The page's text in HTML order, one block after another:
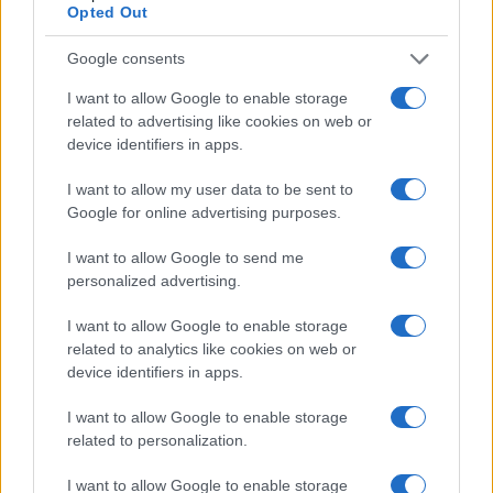
Opted Out
Google consents
I want to allow Google to enable storage
related to advertising like cookies on web or
device identifiers in apps.
I want to allow my user data to be sent to
Google for online advertising purposes.
I want to allow Google to send me
personalized advertising.
I want to allow Google to enable storage
related to analytics like cookies on web or
device identifiers in apps.
I want to allow Google to enable storage
related to personalization.
I want to allow Google to enable storage
COMMENTS
Oldest
Aris(@aris)
29 Μαΐου 2026 07:56
Καλημέρα και καφέ σκέτο…. Πολυβόλο και σημερις.
Για τον πόλεμο ΗΠΑ-Ιράν…. Έχει καταντήσει σαν το Βιετνάμ…
Βαλτωσαν και χάνουν και την επικοινωνιακη πλευρά…
Κάποιοι γράφανε και γράφουν εδώ ακόμα για την νίκη στο Ιράν
θυμίζουν τους άλλους που λέγανε για ΤΗΝ ΡΩΣΊΑ στην Ουκρανια
και πάμε 5 χρόνο αλλά με κατοχή 25% εδαφών, παρόλο το
βαλτωμα εδώ έχουμε νίκη…. Και ας μην αρέσει κανενός.
Ισραήλ…. Πίστεψε ότι ο Δαυίδ θα νικήσει πάλι…. Βασίστηκε σε
ξένα κακαλα που λέμε και τώρα ξεδοντιαστηκε και το ίδιο,
Μόνος που το χειροκροτει ο Άδωνις… Οπότε κατάλαβενεις ότι